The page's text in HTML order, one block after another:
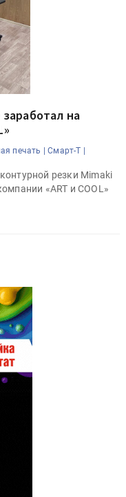
на
печать | Смарт-Т |
резки Mimaki
«ART и COOL»